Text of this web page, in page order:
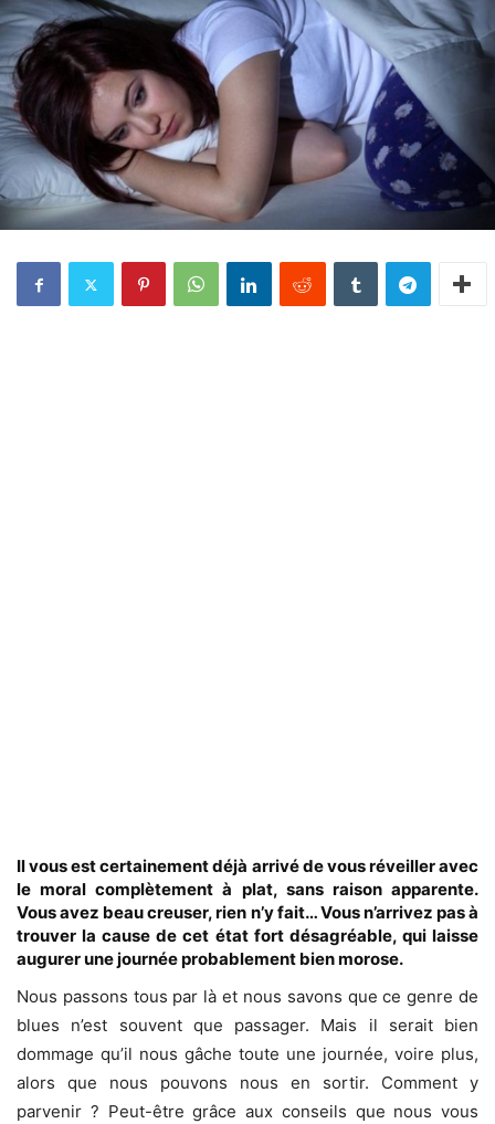
Il vous est certainement déjà arrivé de vous réveiller avec
le moral complètement à plat, sans raison apparente.
Vous avez beau creuser, rien n’y fait… Vous n’arrivez pas à
trouver la cause de cet état fort désagréable, qui laisse
augurer une journée probablement bien morose.
Nous passons tous par là et nous savons que ce genre de
blues n’est souvent que passager. Mais il serait bien
dommage qu’il nous gâche toute une journée, voire plus,
alors que nous pouvons nous en sortir. Comment y
parvenir ? Peut-être grâce aux conseils que nous vous